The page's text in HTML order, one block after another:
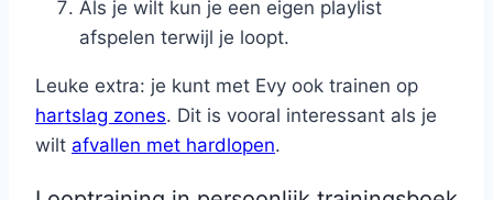
Als je wilt kun je een eigen playlist
afspelen terwijl je loopt.
Leuke extra: je kunt met Evy ook trainen op
hartslag zones. Dit is vooral interessant als je
wilt afvallen met hardlopen.